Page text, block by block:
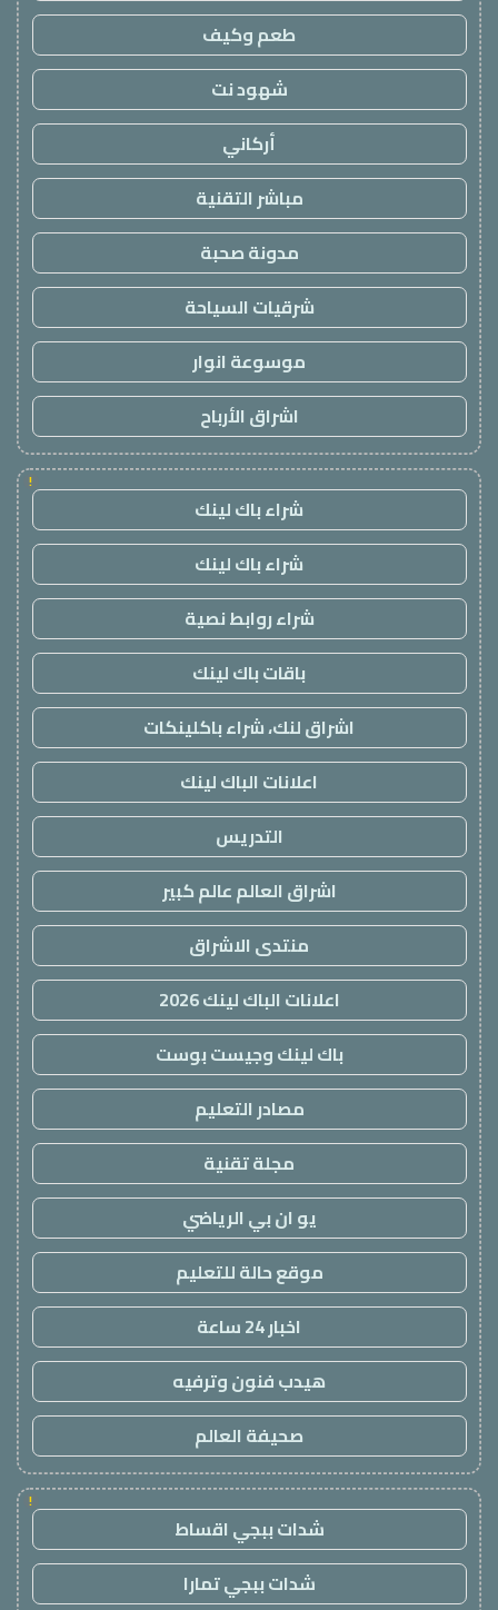
طعم وكيف
شهود نت
أركاني
مباشر التقنية
مدونة صحبة
شرقيات السياحة
موسوعة انوار
اشراق الأرباح
!
شراء باك لينك
شراء باك لينك
شراء روابط نصية
باقات باك لينك
اشراق لنك، شراء باكلينكات
اعلانات الباك لينك
التدريس
اشراق العالم عالم كبير
منتدى الاشراق
اعلانات الباك لينك 2026
باك لينك وجيست بوست
مصادر التعليم
مجلة تقنية
يو ان بي الرياضي
موقع حالة للتعليم
اخبار 24 ساعة
هيدب فنون وترفيه
صحيفة العالم
!
شدات ببجي اقساط
شدات ببجي تمارا